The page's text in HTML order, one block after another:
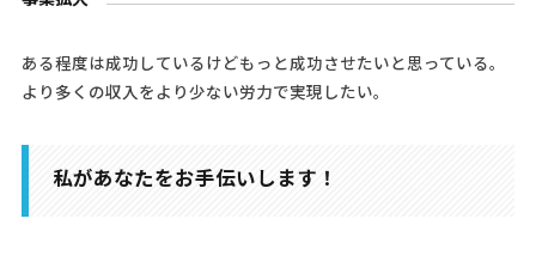
ある程度は成功しているけどもっと成功させたいと思っている。
より多くの収入をより少ない労力で実現したい。
私があなたをお手伝いします！